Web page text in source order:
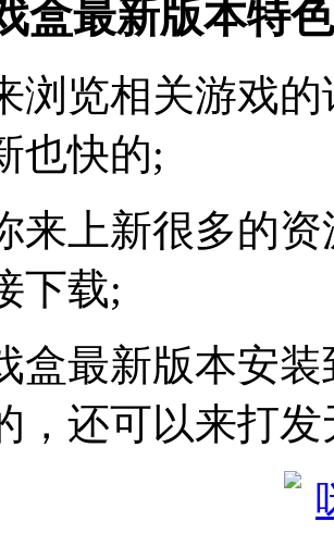
盒最新版本特色
浏览相关游戏
也快的;
来上新很多的
下载;
盒最新版本安
，还可以来打